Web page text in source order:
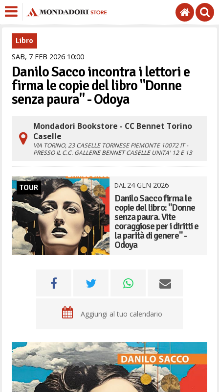
Libro
SAB, 7 FEB 2026 1000
Danilo Sacco incontra i lettori e
firma le copie del libro "Donne
senza paura" - Odoya
Mondadori Bookstore - CC Bennet Torino
Caselle
VIA TORINO, 23CASELLE TORINESE PIEMONTE 10072 IT -
PRESSO IL C.C. GALLERIE BENNET CASELLE UNITA' 12 E 13
TOUR DAL24 GEN 2026
Danilo Sacco firma le
copie del libro: "Donne
senza paura. Vite
coraggiose per i diritti e
la parità di genere" -
Odoya
Aggiungi al tuo calendario